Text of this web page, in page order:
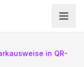
in QR-